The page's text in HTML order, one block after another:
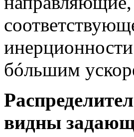
бóльшим
видны